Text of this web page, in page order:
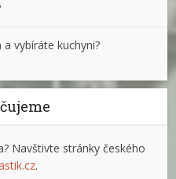
a vybíráte kuchyni?
Navštivte stránky českého
.